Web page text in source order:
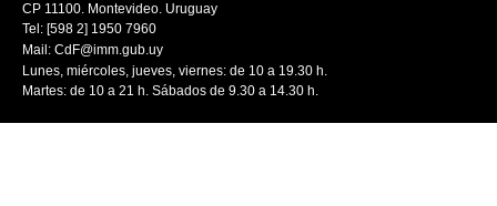
CP 11100. Montevideo. Uruguay
Tel: [598 2] 1950 7960
Mail: CdF@imm.gub.uy
Lunes, miércoles, jueves, viernes: de 10 a 19.30 h.
Martes: de 10 a 21 h. Sábados de 9.30 a 14.30 h.